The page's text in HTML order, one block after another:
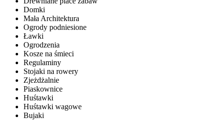
Domki
Mała Architektura
Ogrody podniesione
Ławki
Ogrodzenia
Kosze na śmieci
Regulaminy
Stojaki na rowery
Zjeżdżalnie
Piaskownice
Huśtawki
Huśtawki wagowe
Bujaki